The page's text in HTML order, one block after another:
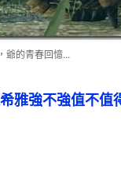
爺的青春回憶...
雅強不強值不值